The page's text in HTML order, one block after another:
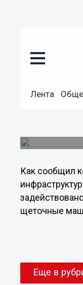
Лента
Как сообщил
щеточные
Еще в